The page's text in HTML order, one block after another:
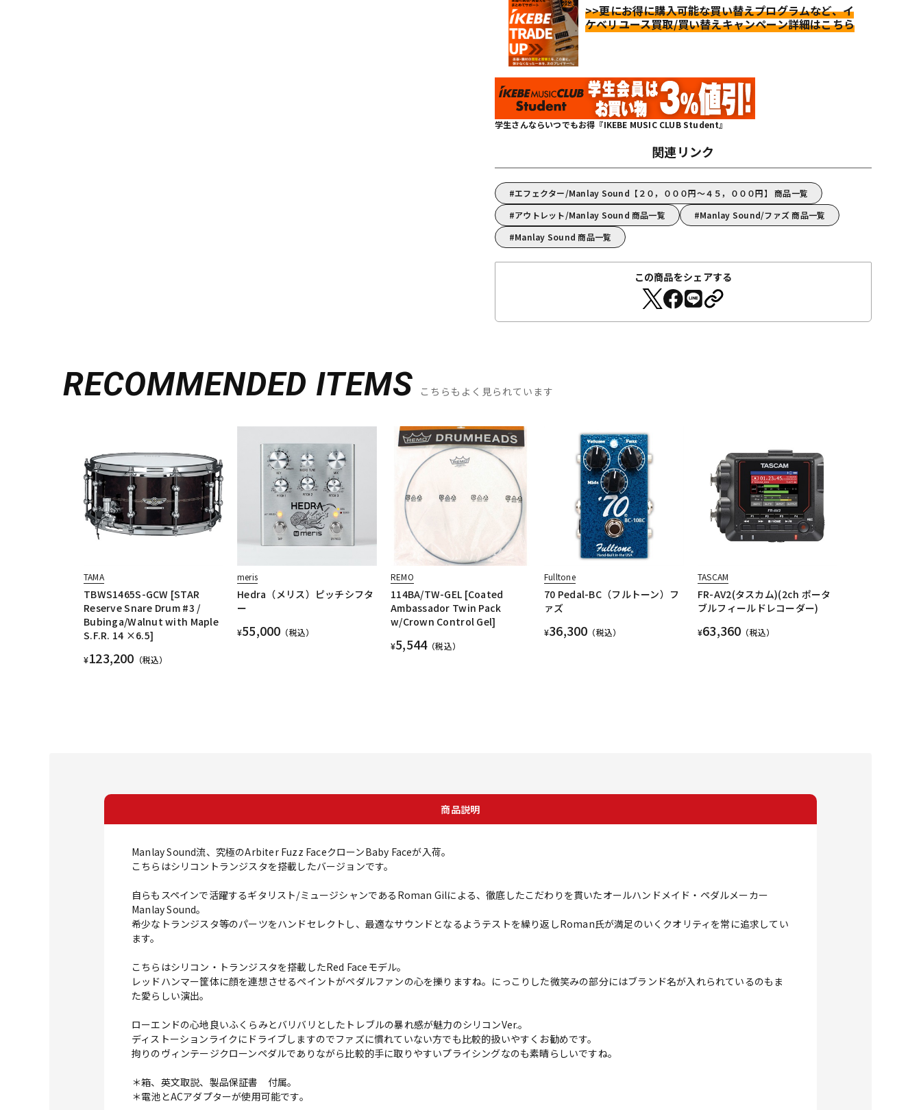
>>更にお得に購入可能な買い替えプログラムなど、イ
ケベリユース買取/買い替えキャンペーン詳細はこちら
学生さんならいつでもお得『IKEBE MUSIC CLUB Student』
関連リンク
エフェクター/Manlay Sound【２０，０００円～４５，０００円】 商品一覧
アウトレット/Manlay Sound 商品一覧
Manlay Sound/ファズ 商品一覧
Manlay Sound 商品一覧
この商品をシェアする
RECOMMENDED ITEMS こちらもよく見られています
TAMA
TBWS1465S-GCW [STAR
Reserve Snare Drum #3 /
Bubinga/Walnut with Maple
S.F.R. 14 ×6.5]
¥123,200 （税込）
meris
Hedra（メリス）ピッチシフタ
ー
¥55,000 （税込）
REMO
114BA/TW-GEL [Coated
Ambassador Twin Pack
w/Crown Control Gel]
¥5,544（税込）
Fulltone
70 Pedal-BC（フルトーン）フ
ァズ
¥36,300 （税込）
TASCAM
FR-AV2(タスカム)(2ch ポータ
ブルフィールドレコーダー)
¥63,360 （税込）
商品説明
Manlay Sound流、究極のArbiter Fuzz FaceクローンBaby Faceが入荷。
こちらはシリコントランジスタを搭載したバージョンです。
自らもスペインで活躍するギタリスト/ミュージシャンであるRoman Gilによる、徹底したこだわりを貫いたオールハンドメイド・ペダルメーカー
Manlay Sound。
希少なトランジスタ等のパーツをハンドセレクトし、最適なサウンドとなるようテストを繰り返しRoman氏が満足のいくクオリティを常に追求してい
ます。
こちらはシリコン・トランジスタを搭載したRed Faceモデル。
レッドハンマー筐体に顔を連想させるペイントがペダルファンの心を擽りますね。にっこりした微笑みの部分にはブランド名が入れられているのもま
た愛らしい演出。
ローエンドの心地良いふくらみとバリバリとしたトレブルの暴れ感が魅力のシリコンVer.。
ディストーションライクにドライブしますのでファズに慣れていない方でも比較的扱いやすくお勧めです。
拘りのヴィンテージクローンペダルでありながら比較的手に取りやすいプライシングなのも素晴らしいですね。
＊箱、英文取説、製品保証書 付属。
＊電池とACアダプターが使用可能です。